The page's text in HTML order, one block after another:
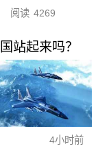
阅读 4269
站起来吗？
4小时前